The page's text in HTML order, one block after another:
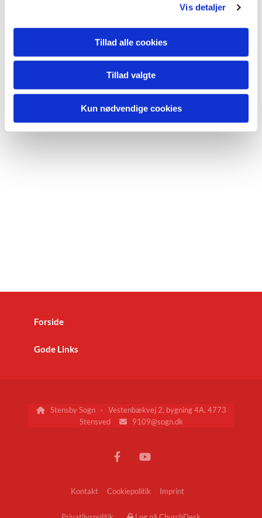
Vis detaljer
Tillad alle cookies
Tillad valgte
Kun nødvendige cookies
Forside
Gode Links
Stensby Sogn · Vestenbækvej 2, bygning 4A, 4773
Stensved
9109@sogn.dk
Kontakt Cookiepolitik Imprint